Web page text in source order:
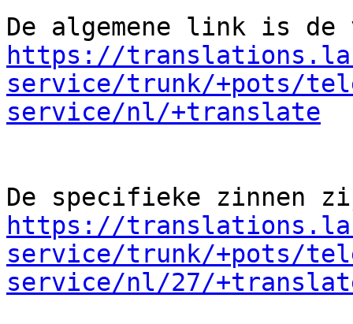
https://
service/trunk/+pots/
service/nl/+translate
https://
service/trunk/+pots/
service/nl/27/